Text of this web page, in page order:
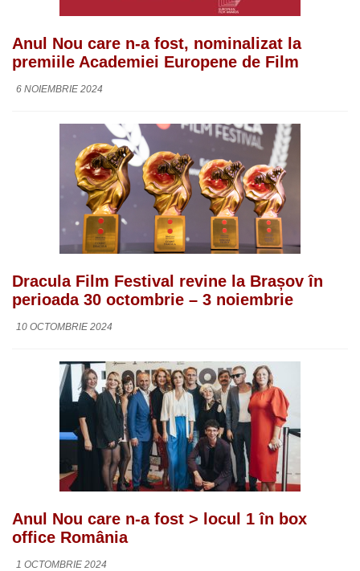
Anul Nou care n-a fost, nominalizat la
premiile Academiei Europene de Film
6 NOIEMBRIE 2024
Dracula Film Festival revine la Brașov în
perioada 30 octombrie – 3 noiembrie
10 OCTOMBRIE 2024
Anul Nou care n-a fost > locul 1 în box
office România
1 OCTOMBRIE 2024